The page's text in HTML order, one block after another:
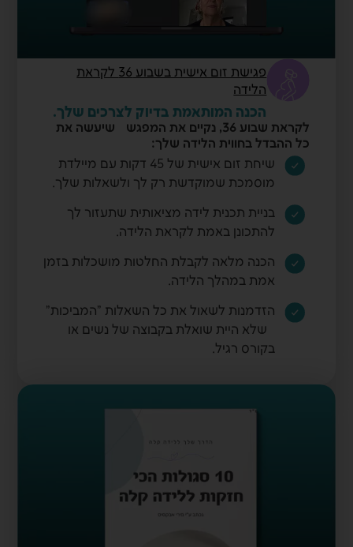
פגישת זום אישית בשבוע 36 לקראת
הלידה
הכנה המותאמת בדיוק לצרכים שלך.
לקראת שבוע 36, נקיים את המפגש שיעשה את
כל ההבדל בחווית הלידה שלך:
שיחת זום אישית של 45 דקות עם מיילדת
מוסמכת שמוקדשת רק לך ולשאלות שלך.
בניית תכנית לידה מציאותית שתעזור לך
להתכונן באמת לקראת הלידה.
הכנה מלאה לקבלת החלטות מושכלות בזמן
אמת במהלך הלידה.
הזדמנות לשאול את כל השאלות "המביכות"
שלא היית שואלת בקבוצה של נשים או
בקורס רגיל.